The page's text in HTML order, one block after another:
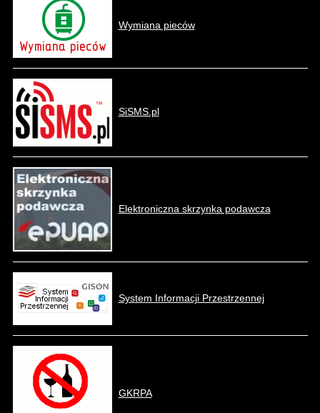
Wymiana pieców
SiSMS.pl
Elektroniczna skrzynka podawcza
System Informacji Przestrzennej
GKRPA